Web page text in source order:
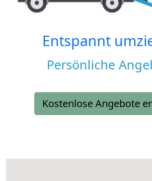
Entspannt
Persönliche
Kostenlose Angebote